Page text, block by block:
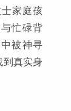
家庭孩
忙碌背
被神寻
到真实身